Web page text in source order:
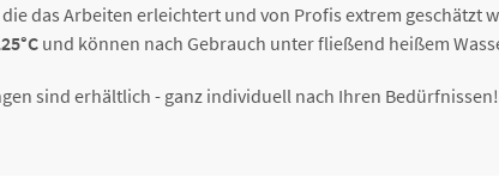
die das Arbeiten erleichtert und von Profis extrem geschätzt
und können nach Gebrauch unter fließend heißem
sind erhältlich - ganz individuell nach Ihren Bedürfnissen!